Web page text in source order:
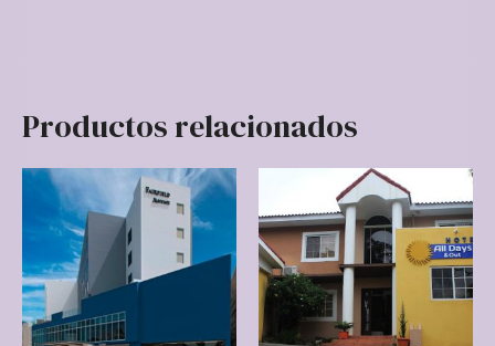
Productos relacionados